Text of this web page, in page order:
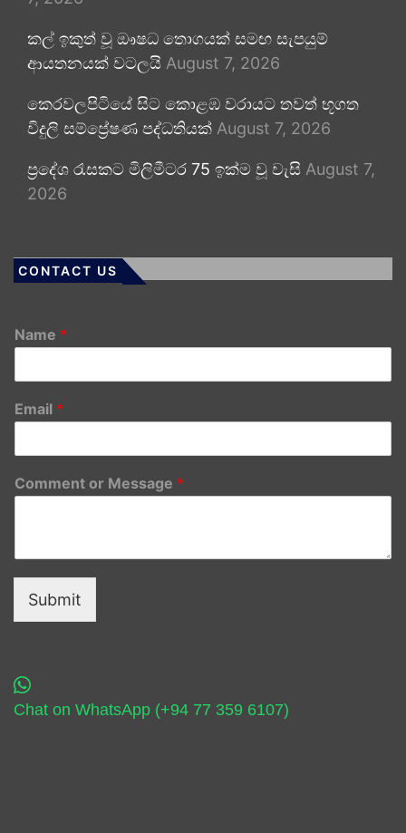
කල් ඉකුත් වූ ඖෂධ තොගයක් සමඟ සැපයුම්
ආයතනයක් වටලයි August 7, 2026
කෙරවලපිටියේ සිට කොළඹ වරායට තවත් භූගත
විදුලි සම්ප්‍රේෂණ පද්ධතියක් August 7, 2026
ප්‍රදේශ රැසකට මිලිමීටර 75 ඉක්ම වූ වැසි August 7,
2026
CONTACT US
Name *
Email *
Comment or Message *
Submit
Chat on WhatsApp (+94 77 359 6107)